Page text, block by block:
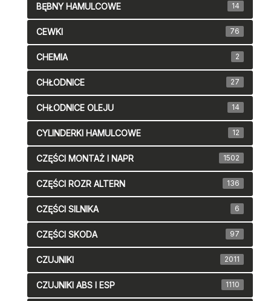
BĘBNY HAMULCOWE 14
CEWKI 76
CHEMIA 2
CHŁODNICE 27
CHŁODNICE OLEJU 14
CYLINDERKI HAMULCOWE 12
CZĘŚCI MONTAŻ I NAPR 1502
CZĘŚCI ROZR ALTERN 136
CZĘŚCI SILNIKA 6
CZĘŚCI SKODA 97
CZUJNIKI 2011
CZUJNIKI ABS I ESP 1110